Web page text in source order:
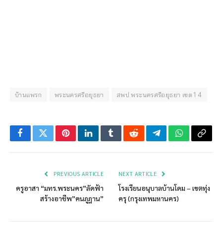
บ้านแพรก พระนครศรีอยุธยา สพป.พระนครศรีอยุธยา เขต 1 4
FacebookTwitterPinterestLinkedInTumblrRedditTelegramWhatsApp
Copy
PREVIOUS ARTICLE
ครูอาสา “มทร.พระนคร”ลัดฟ้า
สร้างอาชีพ”คนภูฎาน”
NEXT ARTICLE
โรงเรียนอนุบาลบ้านโดม – เขตทุ่ง
ครุ (กรุงเทพมหานคร)